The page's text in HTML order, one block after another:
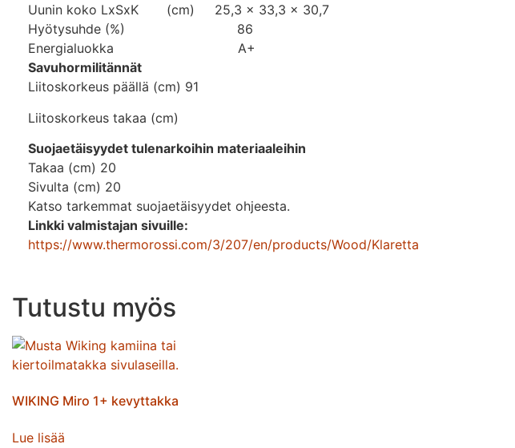
Uunin koko LxSxK (cm) 25,3 x 33,3 x 30,7
Hyötysuhde (%) 86
Energialuokka A+
Savuhormilitännät
Liitoskorkeus päällä (cm) 91
Liitoskorkeus takaa (cm)
Suojaetäisyydet tulenarkoihin materiaaleihin
Takaa (cm) 20
Sivulta (cm) 20
Katso tarkemmat suojaetäisyydet ohjeesta.
Linkki valmistajan sivuille:
https://www.thermorossi.com/3/207/en/products/Wood/Klaretta
Tutustu myös
WIKING Miro 1+ kevyttakka
Lue lisää